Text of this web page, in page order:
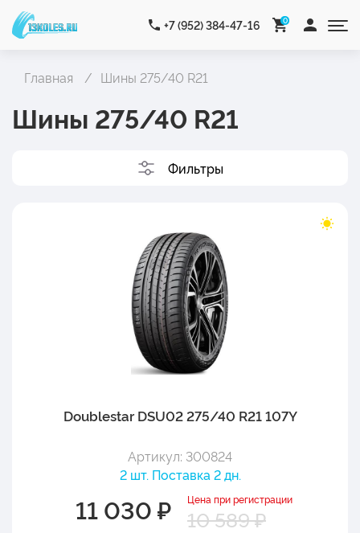
+7 (952) 384-47-16 0
Главная Шины 275/40 R21
Шины 275/40 R21
Фильтры
Doublestar DSU02 275/40 R21 107Y
Артикул: 300824
2 шт. Поставка 2 дн.
11 030 ₽ Цена при регистрации
10 589 ₽